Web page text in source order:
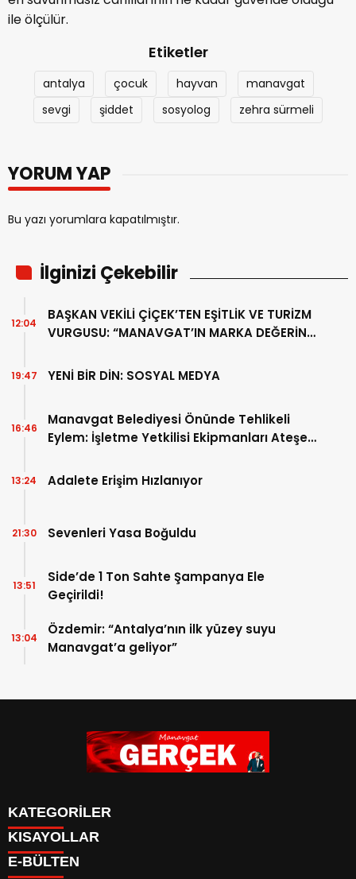
ile ölçülür.
Etiketler
antalya çocuk hayvan
manavgat
sevgi
şiddet sosyolog zehra sürmeli
YORUM YAP
Bu yazı yorumlara kapatılmıştır.
İlginizi Çekebilir
BAŞKAN VEKİLİ ÇİÇEK’TEN EŞİTLİK VE TURİZM
VURGUSU: “MANAVGAT’IN MARKA DEĞERİNE
12:04
YENİ BİR DİN: SOSYAL MEDYA
19:47
Manavgat Belediyesi Önünde Tehlikeli
Eylem: İşletme Yetkilisi Ekipmanları Ateşe
16:46
Adalete Erişim Hızlanıyor
13:24
Sevenleri Yasa Boğuldu
21:30
Side’de 1 Ton Sahte Şampanya Ele
Geçirildi!
13:51
Özdemir: “Antalya’nın ilk yüzey suyu
Manavgat’a geliyor”
13:04
KATEGORİLER
Siyaset
Eğitim
KISAYOLLAR
E-BÜLTEN